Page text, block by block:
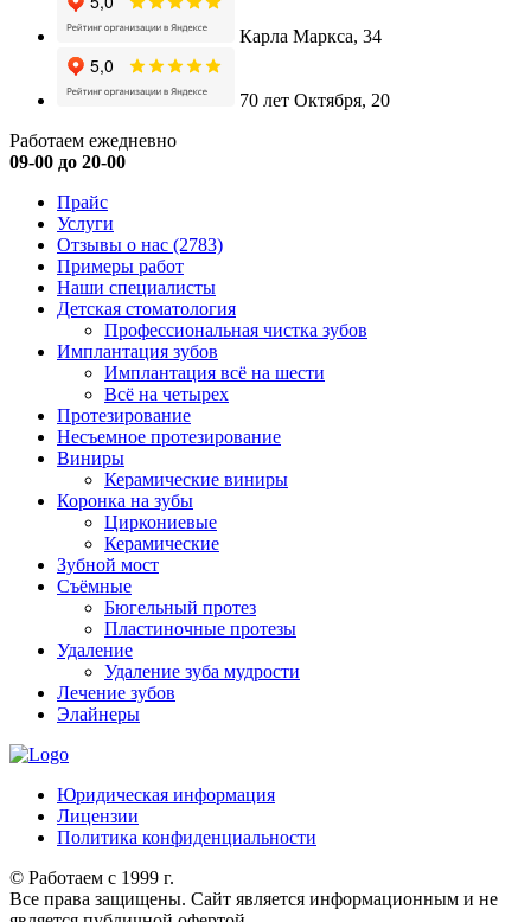
Карла Маркса, 34
70 лет Октября, 20
Работаем ежедневно
09-00 до 20-00
Прайс
Услуги
Отзывы о нас (2783)
Примеры работ
Наши специалисты
Детская стоматология
Профессиональная чистка зубов
Имплантация зубов
Имплантация всё на шести
Всё на четырех
Протезирование
Несъемное протезирование
Виниры
Керамические виниры
Коронка на зубы
Циркониевые
Керамические
Зубной мост
Съёмные
Бюгельный протез
Пластиночные протезы
Удаление
Удаление зуба мудрости
Лечение зубов
Элайнеры
Юридическая информация
Лицензии
Политика конфиденциальности
© Работаем с 1999 г.
Все права защищены. Сайт является информационным и не